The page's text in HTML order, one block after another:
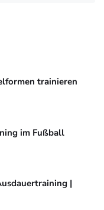
trainieren
im Fußball
|